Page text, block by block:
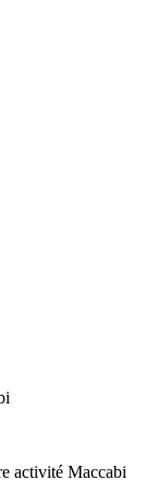
activité Maccabi